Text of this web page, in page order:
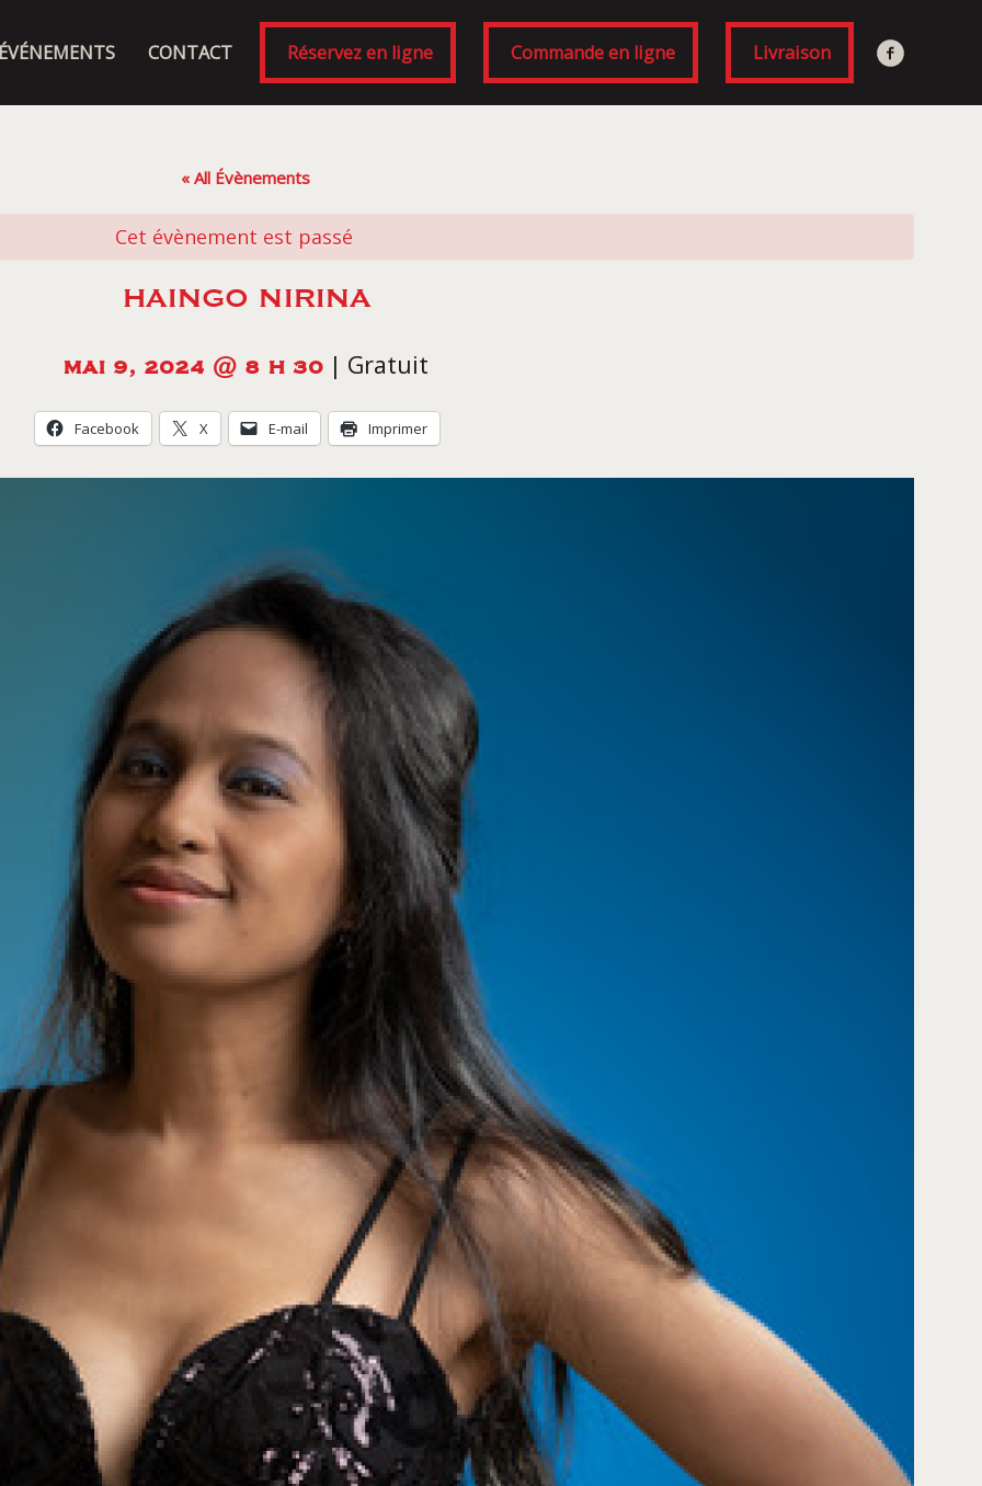
ÉVÉNEMENTS CONTACT Réservez en ligne Commande en ligne Livraison
« All Évènements
Cet évènement est passé
HAINGO NIRINA
MAI 9, 2024 @ 8 H 30 | Gratuit
Facebook X E-mail Imprimer